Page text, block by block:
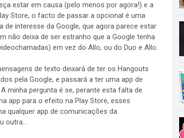
estar em causa (pelo menos por agora!) e a
Store, o facto de passar a opcional é uma
interesse da Google, que agora parece estar
não deixa de ser estranho que a Google tenha
em vez do Allo, ou do Duo e Allo.
de texto deixará de ter os Hangouts
pela Google, e passará a ter uma app de
minha pergunta é se, perante esta falta de
app para o efeito na Play Store, esses
qualquer app de comunicações da
outra...